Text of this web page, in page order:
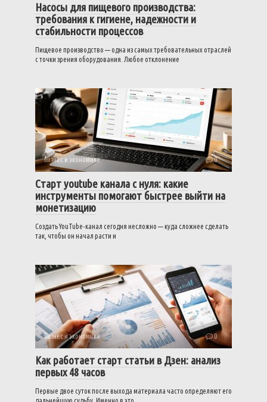
Насосы для пищевого производства:
требования к гигиене, надежности и
стабильности процессов
Пищевое производство — одна из самых требовательных отраслей
с точки зрения оборудования. Любое отклонение
Бизнес и экономика 0
Старт youtube канала с нуля: какие
инструменты помогают быстрее выйти на
монетизацию
Создать YouTube-канал сегодня несложно — куда сложнее сделать
так, чтобы он начал расти и
Бизнес и экономика 0
Как работает старт статьи в Дзен: анализ
первых 48 часов
Первые двое суток после выхода материала часто определяют его